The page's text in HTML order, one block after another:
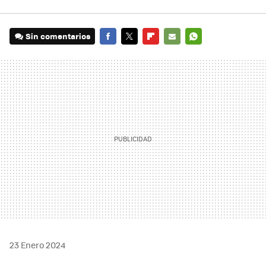
Sin comentarios
MAIL
23 Enero 2024